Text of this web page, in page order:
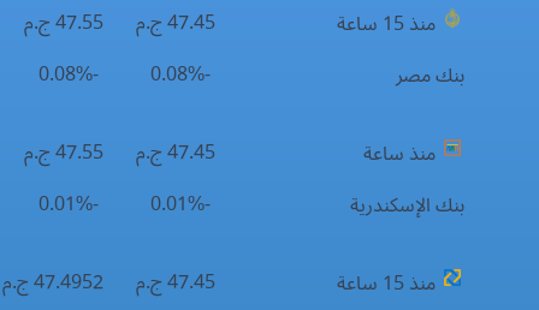
منذ 15 ساعة
بنك مصر
47.45 ج.م
47.55 ج.م
منذ ساعة
بنك الإسكندرية
47.45 ج.م
47.55 ج.م
منذ 15 ساعة
47.45 ج.م
47.4952 ج.م